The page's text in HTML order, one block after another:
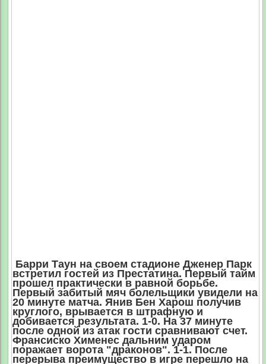
Барри Таун на своем стадионе Дженер Парк
встретил гостей из Престатина. Первый тайм
прошел практически в равной борьбе.
Первый забитый мяч болельщики увидели на
20 минуте матча. Янив Бен Харош получив
круглого, врывается в штрафную и
добивается результата. 1-0. На 37 минуте
после одной из атак гости сравнивают счет.
Франсиско Хименес дальним ударом
поражает ворота "драконов". 1-1. После
перерыва преимущество в игре перешло на